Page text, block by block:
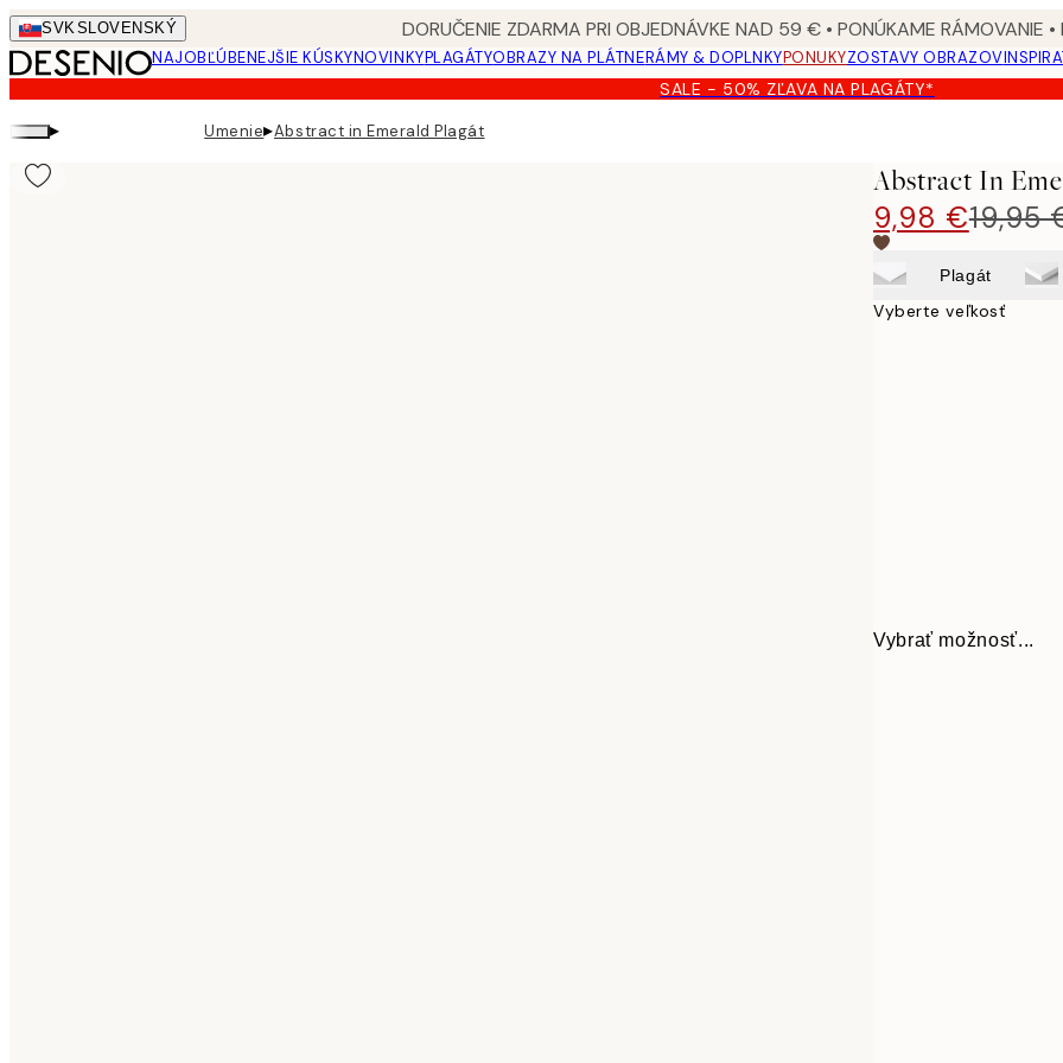
Skip
to
main
content.
SVKSLOVENSKÝ DORUČENIE ZDARMA PRI OBJEDNÁVKE NAD 59 € • PONÚKAME RÁMOVANIE
NAJOBĽÚBENEJŠIE KÚSKYNOVINKYPLAGÁTYOBRAZY NA PLÁTNERÁMY & DOPLNKYPONUKYZOSTAVY OBRAZOV
SALE - 50% ZĽAVA NA PLAGÁTY*
▸ Umenie▸Abstract in Emerald Plagát
Abstract In
9,98 €19,95
Plagát
Vyberte veľkosť
Vybrať možnosť...